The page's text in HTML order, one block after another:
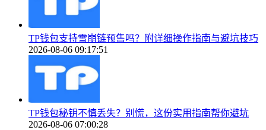
TP钱包支持雪崩链预售吗？附详细操作指南与避坑技巧
2026-08-06 09:17:51
TP钱包秘钥不慎丢失？别慌，这份实用指南帮你避坑
2026-08-06 07:00:28